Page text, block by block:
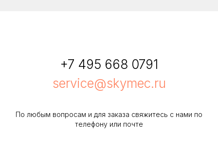
+7 495 668 0791
service@skymec.ru
По любым вопросам и для заказа свяжитесь с нами по
телефону или почте